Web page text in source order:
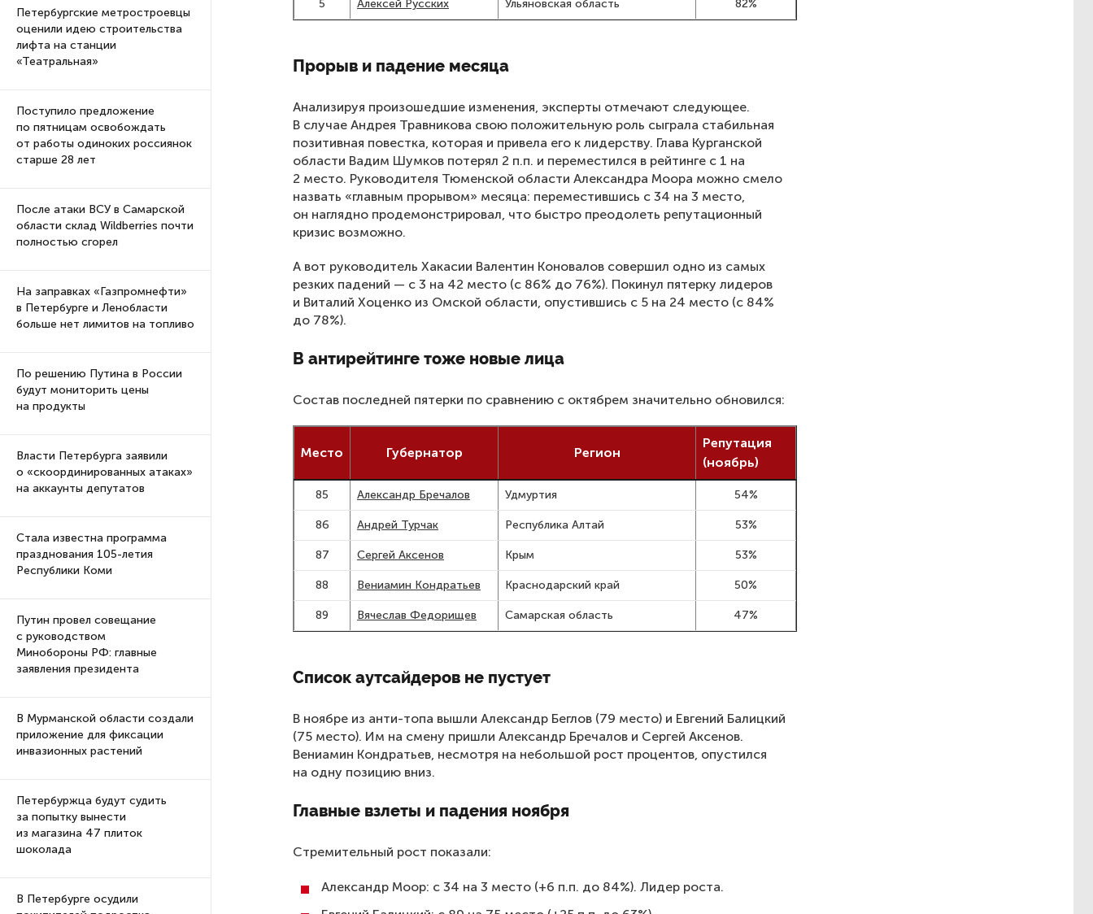
Петербургские метростроевцы
оценили идею строительства
лифта на станции
«Театральная»
Поступило предложение
по пятницам освобождать
от работы одиноких россиянок
старше 28 лет
После атаки ВСУ в Самарской
области склад Wildberries почти
полностью сгорел
На заправках «Газпромнефти»
в Петербурге и Ленобласти
больше нет лимитов на топливо
По решению Путина в России
будут мониторить цены
на продукты
Власти Петербурга заявили
о «скоординированных атаках»
на аккаунты депутатов
Стала известна программа
празднования 105-летия
Республики Коми
Путин провел совещание
с руководством
Минобороны РФ: главные
заявления президента
В Мурманской области создали
приложение для фиксации
инвазионных растений
Петербуржца будут судить
за попытку вынести
из магазина 47 плиток
шоколада
В Петербурге осудили
5 Алексей Русских Ульяновская область 82%
Прорыв и падение месяца
Анализируя произошедшие изменения, эксперты отмечают следующее.
В случае Андрея Травникова свою положительную роль сыграла стабильная
позитивная повестка, которая и привела его к лидерству. Глава Курганской
области Вадим Шумков потерял 2 п.п. и переместился в рейтинге с 1 на
2 место. Руководителя Тюменской области Александра Моора можно смело
назвать «главным прорывом» месяца: переместившись с 34 на 3 место,
он наглядно продемонстрировал, что быстро преодолеть репутационный
кризис возможно.
А вот руководитель Хакасии Валентин Коновалов совершил одно из самых
резких падений — с 3 на 42 место (с 86% до 76%). Покинул пятерку лидеров
и Виталий Хоценко из Омской области, опустившись с 5 на 24 место (с 84%
до 78%).
В антирейтинге тоже новые лица
Состав последней пятерки по сравнению с октябрем значительно обновился:
Место Губернатор Регион
Репутация
(ноябрь)
85 Александр Бречалов Удмуртия 54%
86 Андрей Турчак Республика Алтай 53%
87 Сергей Аксенов Крым 53%
88 Вениамин Кондратьев Краснодарский край 50%
89 Вячеслав Федорищев Самарская область 47%
Список аутсайдеров не пустует
В ноябре из анти-топа вышли Александр Беглов (79 место) и Евгений Балицкий
(75 место). Им на смену пришли Александр Бречалов и Сергей Аксенов.
Вениамин Кондратьев, несмотря на небольшой рост процентов, опустился
на одну позицию вниз.
Главные взлеты и падения ноября
Стремительный рост показали:
Александр Моор: с 34 на 3 место (+6 п.п. до 84%). Лидер роста.